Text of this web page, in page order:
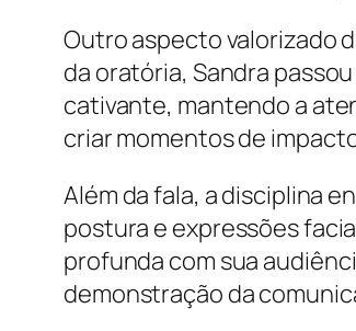
Outro aspecto valorizado
da oratória, Sandra
cativante, mantendo a
criar momentos de
Além da fala, a disciplina
postura e expressões
profunda com sua
demonstração da